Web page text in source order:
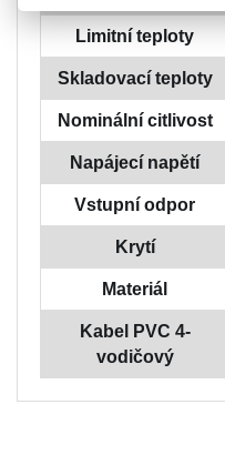
Limitní teploty
Skladovací teploty
Nominální citlivost
Napájecí napětí
Vstupní odpor
Krytí
Materiál
Kabel PVC 4-
vodičový